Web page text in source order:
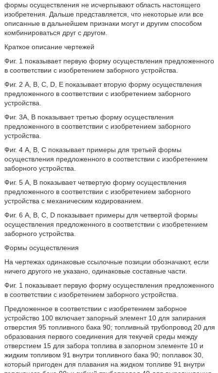
формы осуществления не исчерпывают область настоящего
изобретения. Дальше представляется, что некоторые или все
описанные в дальнейшем признаки могут и другим способом
комбинироваться друг с другом.
Краткое описание чертежей
Фиг. 1 показывает первую форму осуществления предложенного
в соответствии с изобретением заборного устройства.
Фиг. 2 A, B, C, D, E показывает вторую форму осуществления
предложенного в соответствии с изобретением заборного
устройства.
Фиг. 3А, В показывает третью форму осуществления
предложенного в соответствии с изобретением заборного
устройства.
Фиг. 4 А, В, С показывает примеры для третьей формы
осуществления предложенного в соответствии с изобретением
заборного устройства.
Фиг. 5 А, В показывает четвертую форму осуществления
предложенного в соответствии с изобретением заборного
устройства с механическим кодированием.
Фиг. 6 А, В, С, D показывает примеры для четвертой формы
осуществления предложенного в соответствии с изобретением
заборного устройства.
Формы осуществления
На чертежах одинаковые ссылочные позиции обозначают, если
ничего другого не указано, одинаковые составные части.
Фиг. 1 показывает первую форму осуществления предложенного
в соответствии с изобретением заборного устройства.
Предложенное в соответствии с изобретением заборное
устройство 100 включает запорный элемент 10 для запирания
отверстия 95 топливного бака 90; топливный трубопровод 20 для
образования первого соединения для текучей среды между
отверстием 15 для забора топлива в запорном элементе 10 и
жидким топливом 91 внутри топливного бака 90; поплавок 30,
который пригоден для плавания на жидком топливе 91 внутри